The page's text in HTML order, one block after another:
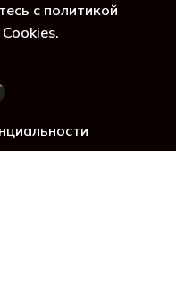
с политикой